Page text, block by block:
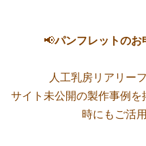
📢パンフレットのお
人工乳房リアリー
サイト未公開の製作事例
時にもご活